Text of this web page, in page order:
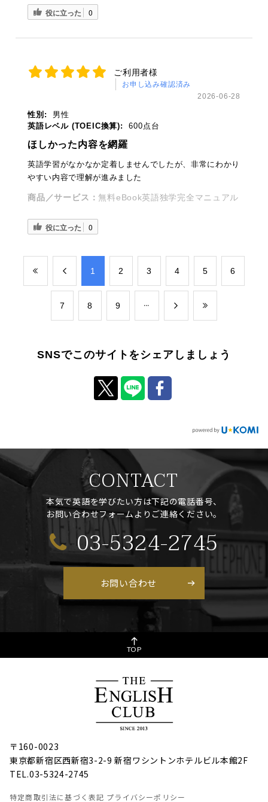
役に立った 0
ご利用者様
お申し込み確認済み
2026-06-28
性別:
男性
英語レベル (TOEIC換算):
600点台
ほしかった内容を網羅
英語学習がなかなか定着しませんでしたが、非常にわかり
やすい内容で理解が進みました
商品／サービス：無料eBook英語独学完全マニュアル
役に立った 0
​1 ​2 ​3 ​4 ​5 ​6
​7 ​8 ​9
SNSでこのサイトをシェアしましょう
CONTACT
本気で英語を学びたい方は下記の電話番号、
お問い合わせフォームよりご連絡ください。
03-5324-2745
お問い合わせ
TOP
〒160-0023
東京都新宿区西新宿3-2-9 新宿ワシントンホテルビル本館2F
TEL.03-5324-2745
特定商取引法に基づく表記 プライバシーポリシー